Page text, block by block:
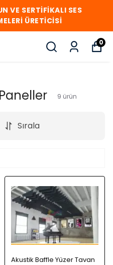
VE SERTİFİKALI SES
ÜRETİCİSİ
0
9 ürün
Sırala
Akustik Baffle Yüzer Tavan